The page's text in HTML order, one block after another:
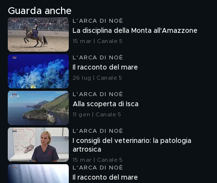
Guarda anche
L'ARCA DI NOÈ
La disciplina della Monta all'Amazzone
15 mar | Canale 5
L'ARCA DI NOÈ
Il racconto del mare
26 lug | Canale 5
L'ARCA DI NOÈ
Alla scoperta di Isca
11 gen | Canale 5
L'ARCA DI NOÈ
I consigli del veterinario: la patologia
artrosica
15 mar | Canale 5
L'ARCA DI NOÈ
Il racconto del mare